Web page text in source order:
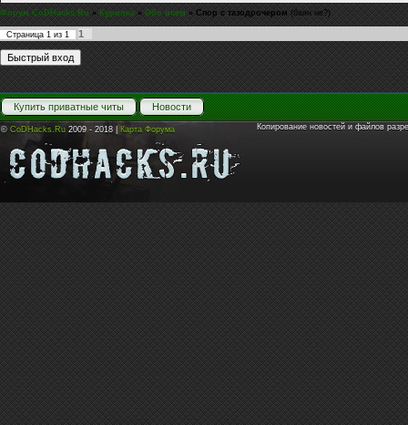
Форум CoDHacks.Ru » Курилка » Обо всем » Спор с тазодрочером (баян не?)
Страница 1 из 1 1
Купить приватные читы Новости
© CoDHacks.Ru 2009 - 2018 | Карта Форума Копирование новостей и файлов